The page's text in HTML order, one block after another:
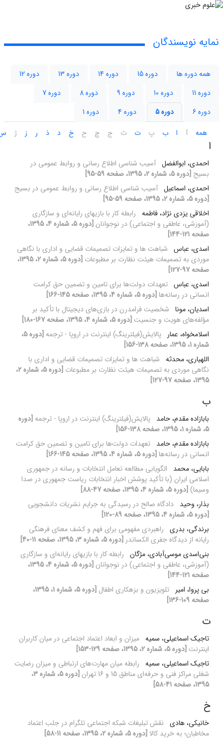
نمایه نویسندگان
همه دوره ها دوره 15 دوره 14 دوره 13
دوره 12
دوره 11
دوره 10 دوره 9 دوره 8
دوره 7
دوره 6
دوره 5 دوره 4
دوره 1
همه
آ ا ب پ ت ث ج چ ح خ د ذ ر ز ژ
ا
احمدی، ابوالفضل آسیب شناسی اطلاع رسانی و روابط عمومی در
بسیج [دوره 5، شماره 2، 1395، صفحه 59-95]
احمدی، اسماعیل آسیب شناسی اطلاع رسانی و روابط عمومی در بسیج
[دوره 5، شماره 2، 1395، صفحه 59-95]
اخلاقی یزدی نژاد، فاطمه رابطه کار با بازیهای رایانه‌ای و سازگاری
(آموزشی، عاطفی و اجتماعی) در نوجوانان
[دوره 5، شماره 4، 1395،
صفحه 121-144]
اسدی، عباس شباهت ها و تمایزات تصمیمات قضایی و اداری با نگاهی
موردی به تصمیمات هیئت نظارت بر مطبوعات
[دوره 5، شماره 2، 1395،
صفحه 97-127]
اسدی، عباس تعهدات دولت‌ها برای تامین و تضمین حق کرامت
انسانی در رسانه‌ها [دوره 5، شماره 4، 1395، صفحه 145-166]
اسدیان، مونا شخصیت فرامدرن در ‌‌بازی‌های دیجیتال با تأکید بر
مؤلفه‌های هویت و جنسیت [دوره 5، شماره 4، 1395، صفحه 167-180]
اسلامخواه، عمار پالایش(فیلترینگ) اینترنت در اروپا - ترجمه
[دوره 5،
شماره 1، 1395، صفحه 138-156]
اللهیاری، محدثه شباهت ها و تمایزات تصمیمات قضایی و اداری با
نگاهی موردی به تصمیمات هیئت نظارت بر مطبوعات
[دوره 5، شماره 2،
1395، صفحه 97-127]
ب
بابازاده مقدم، حامد پالایش(فیلترینگ) اینترنت در اروپا - ترجمه [دوره
5، شماره 1، 1395، صفحه 138-156]
بابازاده مقدم، حامد تعهدات دولت‌ها برای تامین و تضمین حق کرامت
انسانی در رسانه‌ها [دوره 5، شماره 4، 1395، صفحه 145-166]
بابایی، محمد
الگویابی مطالعه تعامل انتخابات و رسانه در جمهوری
اسلامی ایران (با تأکید پوشش اخبار انتخابات ریاست جمهوری در صدا
وسیما) [دوره 5، شماره 4، 1395، صفحه 47-88]
بذار، وحید
دادگاه صالح در رسیدگی به جرایم نشریات دانشجویی
[دوره 5، شماره 4، 1395، صفحه 89-120]
برندگی، بدری راهبردی مفهومی برای فهم و کشف معنای فرهنگی
رایانه از دیدگاه جفری الکساندر [دوره 5، شماره 3، 1395، صفحه 11-40]
بنی‌اسدی موسی‌آبادی، مژگان رابطه کار با بازیهای رایانه‌ای و سازگاری
(آموزشی، عاطفی و اجتماعی) در نوجوانان
[دوره 5، شماره 4، 1395،
صفحه 121-144]
بی پروا، امیر تلویزیون و بزهکاری اطفال
[دوره 5، شماره 1، 1395،
صفحه 109-136]
ت
تاجیک اسماعیلی، سمیه میزان و ابعاد اعتماد اجتماعی در میان کاربران
اینترنت [دوره 5، شماره 2، 1395، صفحه 129-153]
تاجیک اسماعیلی، سمیه رابطه میان مهارت‌های ارتباطی و میزان رضایت
شغلی مراکز فنی و حرفه‌ای مناطق 15 و 16 تهران
[دوره 5، شماره 3،
1395، صفحه 41-58]
خ
خانیکی، هادی نقش تبلیغات شبکه اجتماعی تلگرام در جلب اعتماد
مخاطبان؛ به خرید کالا [دوره 5، شماره 2، 1395، صفحه 11-58]